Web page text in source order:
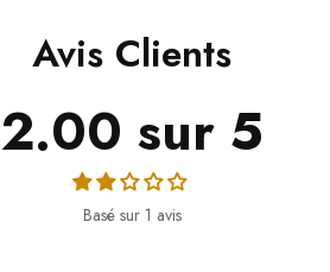
Avis Clients
2.00 sur 5
Basé sur 1 avis